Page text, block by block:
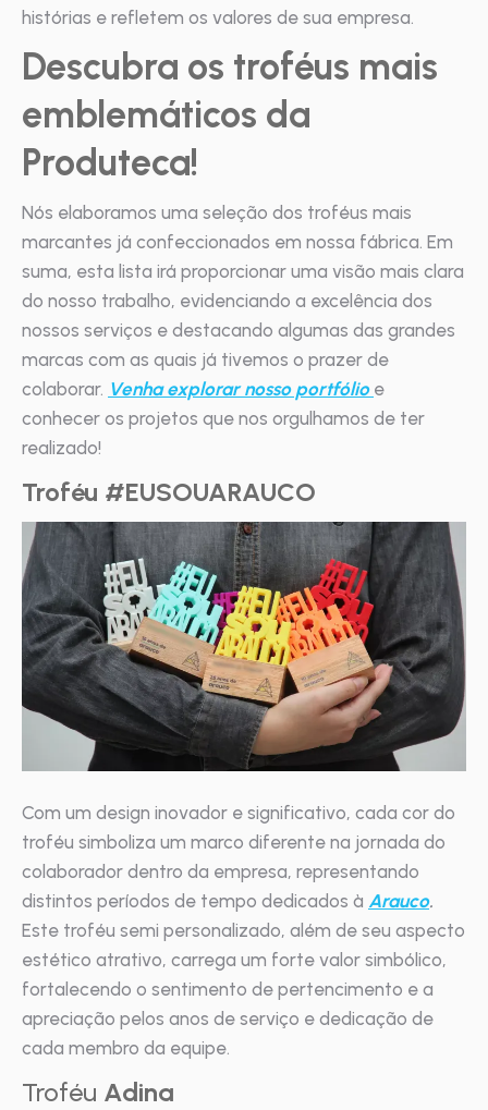
histórias e refletem os valores de sua empresa.
Descubra os troféus mais
emblemáticos da
Produteca!
Nós elaboramos uma seleção dos troféus mais
marcantes já confeccionados em nossa fábrica. Em
suma, esta lista irá proporcionar uma visão mais clara
do nosso trabalho, evidenciando a excelência dos
nossos serviços e destacando algumas das grandes
marcas com as quais já tivemos o prazer de
colaborar. Venha explorar nosso portfólio e
conhecer os projetos que nos orgulhamos de ter
realizado!
Troféu #EUSOUARAUCO
Com um design inovador e significativo, cada cor do
troféu simboliza um marco diferente na jornada do
colaborador dentro da empresa, representando
distintos períodos de tempo dedicados à Arauco.
Este troféu semi personalizado, além de seu aspecto
estético atrativo, carrega um forte valor simbólico,
fortalecendo o sentimento de pertencimento e a
apreciação pelos anos de serviço e dedicação de
cada membro da equipe.
Troféu Adina